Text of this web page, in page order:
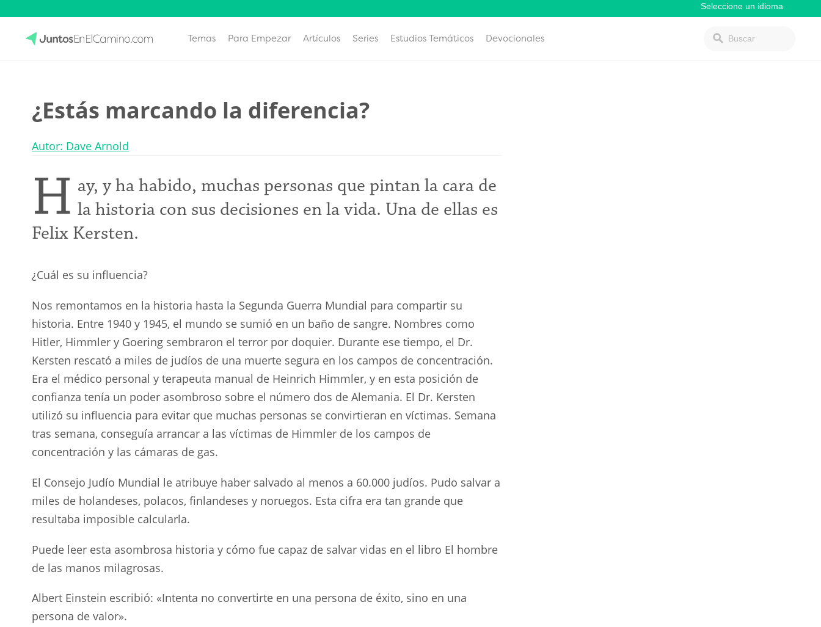
Temas Para Empezar Artículos Series Estudios Temáticos Devocionales
¿Estás marcando la diferencia?
Autor: Dave Arnold
H ay, y ha habido, muchas personas que pintan la cara de
la historia con sus decisiones en la vida. Una de ellas es
Felix Kersten.
¿Cuál es su influencia?
Nos remontamos en la historia hasta la Segunda Guerra Mundial para compartir su
historia. Entre 1940 y 1945, el mundo se sumió en un baño de sangre. Nombres como
Hitler, Himmler y Goering sembraron el terror por doquier. Durante ese tiempo, el Dr.
Kersten rescató a miles de judíos de una muerte segura en los campos de concentración.
Era el médico personal y terapeuta manual de Heinrich Himmler, y en esta posición de
confianza tenía un poder asombroso sobre el número dos de Alemania. El Dr. Kersten
utilizó su influencia para evitar que muchas personas se convirtieran en víctimas. Semana
tras semana, conseguía arrancar a las víctimas de Himmler de los campos de
concentración y las cámaras de gas.
El Consejo Judío Mundial le atribuye haber salvado al menos a 60.000 judíos. Pudo salvar a
miles de holandeses, polacos, finlandeses y noruegos. Esta cifra era tan grande que
resultaba imposible calcularla.
Puede leer esta asombrosa historia y cómo fue capaz de salvar vidas en el libro El hombre
de las manos milagrosas.
Albert Einstein escribió: «Intenta no convertirte en una persona de éxito, sino en una
persona de valor».